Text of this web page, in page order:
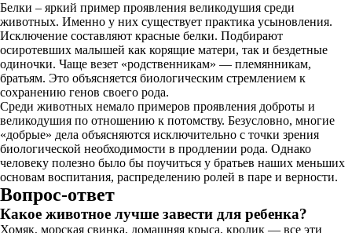
Белки – яркий пример проявления великодушия среди
животных. Именно у них существует практика усыновления.
Исключение составляют красные белки. Подбирают
осиротевших малышей как корящие матери, так и бездетные
одиночки. Чаще везет «родственникам» — племянникам,
братьям. Это объясняется биологическим стремлением к
сохранению генов своего рода.
Среди животных немало примеров проявления доброты и
великодушия по отношению к потомству. Безусловно, многие
«добрые» дела объясняются исключительно с точки зрения
биологической необходимости в продлении рода. Однако
человеку полезно было бы поучиться у братьев наших меньших
основам воспитания, распределению ролей в паре и верности.
Вопрос-ответ
Какое животное лучше завести для ребенка?
Хомяк, морская свинка, домашняя крыса, кролик — все эти